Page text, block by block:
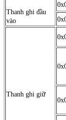
Thanh ghi đầu
vào
Thanh ghi giữ